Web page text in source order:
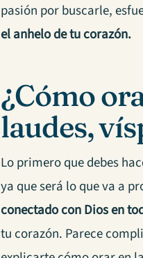
pasión por buscarle,
el anhelo de tu corazón.
¿Cómo
laudes,
Lo primero que debes
ya que será lo que va a
conectado con Dios en
tu corazón. Parece